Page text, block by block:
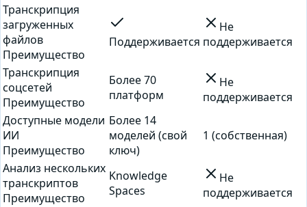
Транскрипция
загруженных
файлов
Преимущество
Поддерживается
Не
поддерживается
Транскрипция
соцсетей
Преимущество
Более 70
платформ
Не
поддерживается
Доступные модели
ИИ
Преимущество
Более 14
моделей (свой
ключ)
1 (собственная)
Анализ нескольких
транскриптов
Преимущество
Knowledge
Spaces
Не
поддерживается